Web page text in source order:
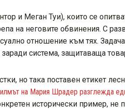
и Меган Туи), които се
на неговите обвинения. С
отношение към тях.
система, защитаваща
но така поставен етикет
на Мария Шрадер разглежда
исторически пример,